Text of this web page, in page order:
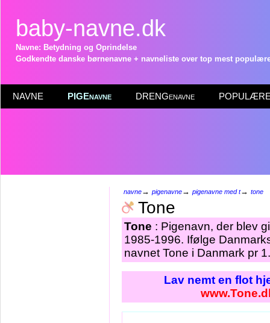
baby-navne.dk
Navne: Betydning og Oprindelse
Godkendte danske børnenavne + navneliste over top mest
NAVNE PIGEnavne DRENGenavne POPULÆRE
navne→ pigenavne→ pigenavne med t→ tone
Tone
Tone : Pigenavn, der blev
1985-1996. Ifølge
navnet Tone i Danmark pr
Lav nemt en flot